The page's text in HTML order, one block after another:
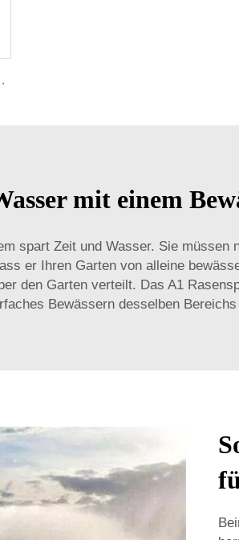
Bewässerung
mit einem
spart Zeit und Wasser. Sie müssen
er Ihren Garten von alleine
den Garten verteilt. Das A1
Bewässern desselben